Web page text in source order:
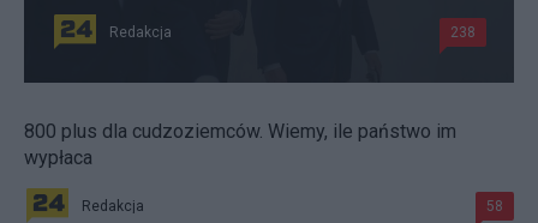
Redakcja 238
800 plus dla cudzoziemców. Wiemy, ile państwo im
wypłaca
Redakcja 58